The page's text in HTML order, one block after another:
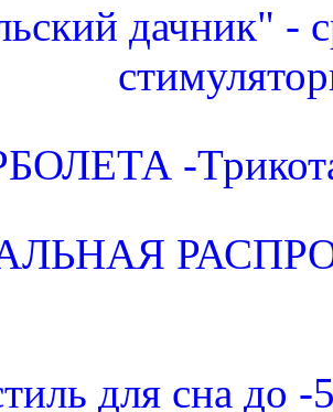
дачник" -
-
для сна